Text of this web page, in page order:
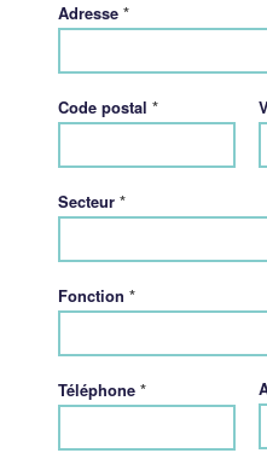
Adresse *
Code postal *
Secteur *
Fonction *
Téléphone *